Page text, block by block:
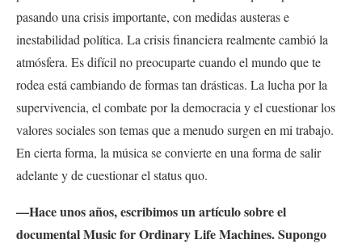
pasando una crisis importante, con medidas austeras e
inestabilidad política. La crisis financiera realmente cambió la
atmósfera. Es difícil no preocuparte cuando el mundo que te
rodea está cambiando de formas tan drásticas. La lucha por la
supervivencia, el combate por la democracia y el cuestionar los
valores sociales son temas que a menudo surgen en mi trabajo.
En cierta forma, la música se convierte en una forma de salir
adelante y de cuestionar el status quo.
—Hace unos años, escribimos un artículo sobre el
documental Music for Ordinary Life Machines. Supongo